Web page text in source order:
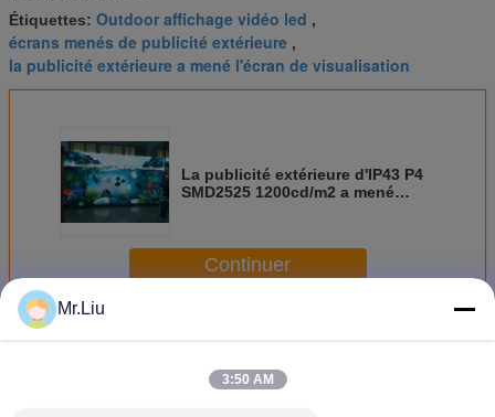
Étiquettes: Outdoor affichage vidéo led ,
écrans menés de publicité extérieure ,
la publicité extérieure a mené l'écran de visualisation
La publicité extérieure d'IP43 P4
SMD2525 1200cd/m2 a mené
Continuer
PlusPublicité extérieure conduit affichage
Mr.Liu
3:50 AM